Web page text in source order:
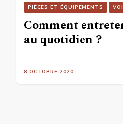
PIÈCES ET ÉQUIPEMENTS
Comment
au quotidien ?
8 OCTOBRE 2020